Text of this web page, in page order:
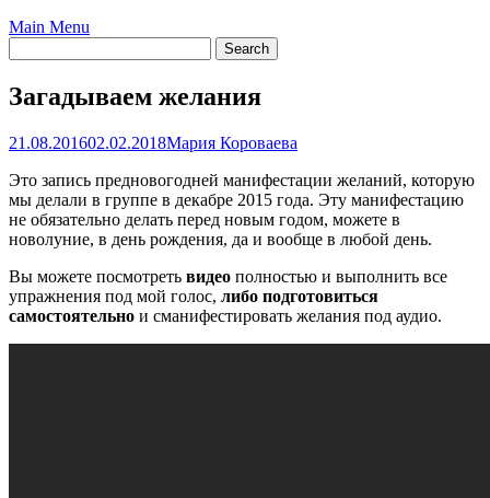
Main Menu
Загадываем желания
21.08.201602.02.2018Мария Короваева
Это запись предновогодней манифестации желаний, которую
мы делали в группе в декабре 2015 года. Эту манифестацию
не обязательно делать перед новым годом, можете в
новолуние, в день рождения, да и вообще в любой день.
Вы можете посмотреть видео полностью и выполнить все
упражнения под мой голос, либо подготовиться
самостоятельно и сманифестировать желания под аудио.